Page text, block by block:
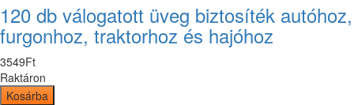
120 db válogatott üveg biztosíték autóhoz,
furgonhoz, traktorhoz és hajóhoz
3549Ft
Raktáron
Kosárba